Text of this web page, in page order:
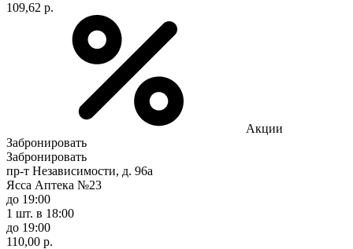
109,62 р.
Акции
Забронировать
Забронировать
пр-т Независимости, д. 96а
Ясса Аптека №23
до 19:00
1 шт. в 18:00
до 19:00
110,00 р.